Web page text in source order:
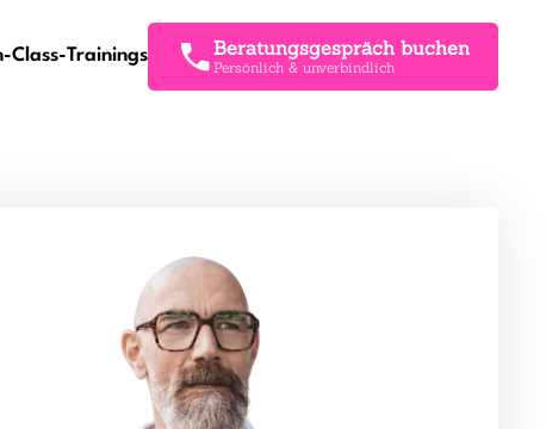
Class-Trainings Beratungsgespräch buchen
Persönlich & unverbindlich